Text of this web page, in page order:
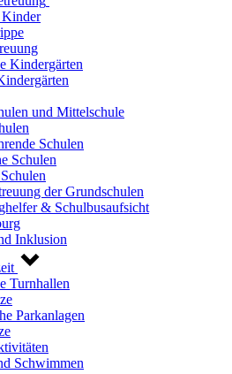
Kindergärten
und Mittelschule
Schulen
Schulen
der Grundschulen
& Schulbusaufsicht
Inklusion
Turnhallen
Parkanlagen
Schwimmen